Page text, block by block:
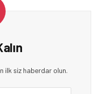
ilk siz haberdar olun.